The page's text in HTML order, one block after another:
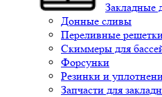
Закладные
Донные сливы
Переливные
Скиммеры для
Форсунки
Резинки и
Запчасти для